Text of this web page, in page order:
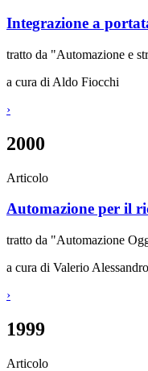
Integrazione a
tratto da "Automazione e
a cura di Aldo Fiocchi
›
2000
Articolo
Automazione per il
tratto da "Automazione
a cura di Valerio
›
1999
Articolo